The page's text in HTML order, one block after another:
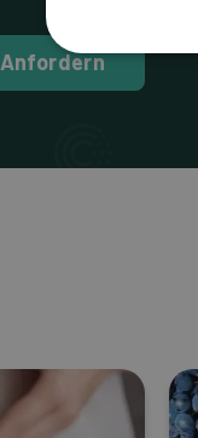
Anfordern